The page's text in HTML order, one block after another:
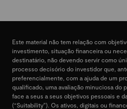
Este material não tem relação com
investimento, situação financeira ou
destinatário, não devendo servir como
processo decisório do investidor que,
preferencialmente, com a ajuda de um
qualificado, uma avaliação minuciosa do
face a seus a seus objetivos pessoais e
(“Suitability”). Os ativos, digitais ou